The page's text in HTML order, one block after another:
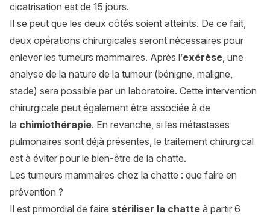
cicatrisation est de 15 jours.
Il se peut que les deux côtés soient atteints. De ce fait,
deux opérations chirurgicales seront nécessaires pour
enlever les tumeurs mammaires. Après l’exérèse, une
analyse de la nature de la tumeur (bénigne, maligne,
stade) sera possible par un laboratoire. Cette intervention
chirurgicale peut également être associée à de
la chimiothérapie. En revanche, si les métastases
pulmonaires sont déjà présentes, le traitement chirurgical
est à éviter pour le bien-être de la chatte.
Les tumeurs mammaires chez la chatte : que faire en
prévention ?
Il est primordial de faire stériliser la chatte à partir 6